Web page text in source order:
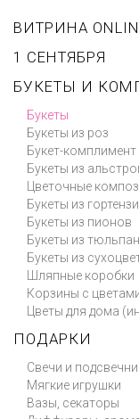
ВИТРИНА
1 СЕНТЯБРЯ
БУКЕТЫ И
Букеты
Букеты из роз
Букет-комплимент
Букеты из
Цветочные
Букеты из
Букеты из пионов
Букеты из
Букеты из
Шляпные коробки
Корзины с
Цветы для дома
ПОДАРКИ
Свечи и
Мягкие игрушки
Вазы, секаторы